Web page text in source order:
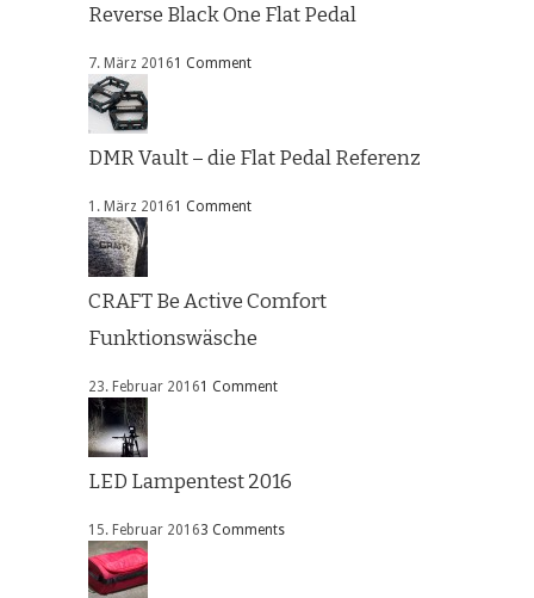
Reverse Black One Flat Pedal
7. März 20161 Comment
DMR Vault – die Flat Pedal Referenz
1. März 20161 Comment
CRAFT Be Active Comfort
Funktionswäsche
23. Februar 20161 Comment
LED Lampentest 2016
15. Februar 20163 Comments